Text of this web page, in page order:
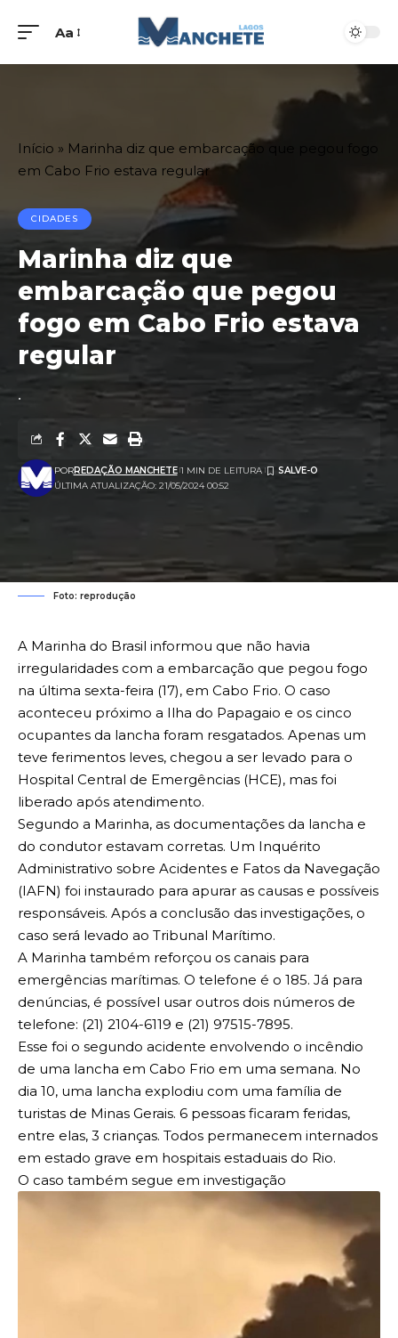
Aa
Início » Marinha diz que embarcação que pegou fogo
em Cabo Frio estava regular
CIDADES
Marinha diz que
embarcação que pegou
fogo em Cabo Frio estava
regular
.
ÚLTIMA ATUALIZAÇÃO: 21/05/2024 00:52
PORREDAÇÃO MANCHETE 1 MIN DE LEITURA
Foto: reprodução
A Marinha do Brasil informou que não havia
irregularidades com a embarcação que pegou fogo
na última sexta-feira (17), em Cabo Frio. O caso
aconteceu próximo a Ilha do Papagaio e os cinco
ocupantes da lancha foram resgatados. Apenas um
teve ferimentos leves, chegou a ser levado para o
Hospital Central de Emergências (HCE), mas foi
liberado após atendimento.
Segundo a Marinha, as documentações da lancha e
do condutor estavam corretas. Um Inquérito
Administrativo sobre Acidentes e Fatos da Navegação
(IAFN) foi instaurado para apurar as causas e possíveis
responsáveis. Após a conclusão das investigações, o
caso será levado ao Tribunal Marítimo.
A Marinha também reforçou os canais para
emergências marítimas. O telefone é o 185. Já para
denúncias, é possível usar outros dois números de
telefone: (21) 2104-6119 e (21) 97515-7895.
Esse foi o segundo acidente envolvendo o incêndio
de uma lancha em Cabo Frio em uma semana. No
dia 10, uma lancha explodiu com uma família de
turistas de Minas Gerais. 6 pessoas ficaram feridas,
entre elas, 3 crianças. Todos permanecem internados
em estado grave em hospitais estaduais do Rio.
O caso também segue em investigação